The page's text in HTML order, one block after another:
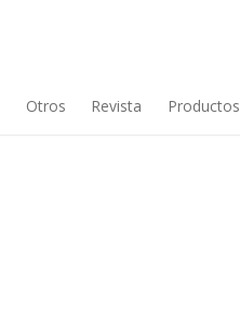
Otros Revista Productos